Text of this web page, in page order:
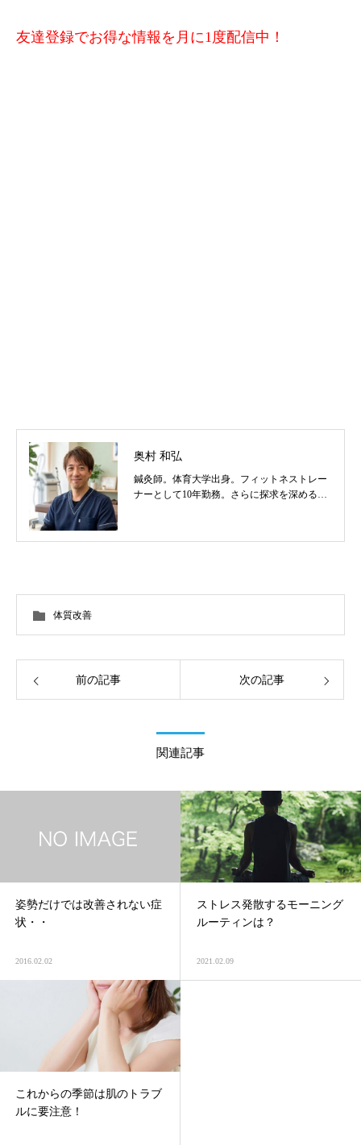
友達登録でお得な情報を月に1度配信中！
奥村 和弘
鍼灸師。体育大学出身。フィットネストレー
ナーとして10年勤務。さらに探求を深めるべ
の他顔鍼など様々な症状の施術に日々、奔走
体質改善
前の記事 次の記事
関連記事
姿勢だけでは改善されない症
状・・
2016.02.02
ストレス発散するモーニング
ルーティンは？
2021.02.09
これからの季節は肌のトラブ
ルに要注意！